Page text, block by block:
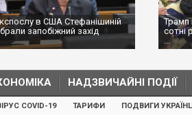
в США Стефанішиній
запобіжний захід
Трамп
сотні
...
НАДЗВИЧАЙНІ ПОДІЇ
COVID-19 ТАРИФИ ПОДВИГИ